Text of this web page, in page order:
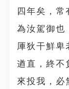
四年矣，常
為汝駕御也
厙狄干鮮卑
遒直，終不
來投我，必